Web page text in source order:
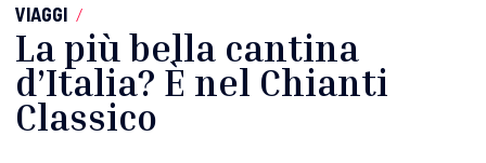
VIAGGI /
La più bella cantina
d’Italia? È nel Chianti
Classico